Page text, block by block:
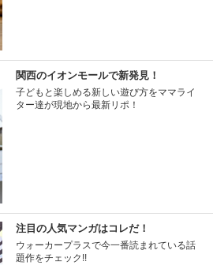
関西のイオンモールで新発見！
子どもと楽しめる新しい遊び方をママライ
ター達が現地から最新リポ！
注目の人気マンガはコレだ！
ウォーカープラスで今一番読まれている話
題作をチェック!!